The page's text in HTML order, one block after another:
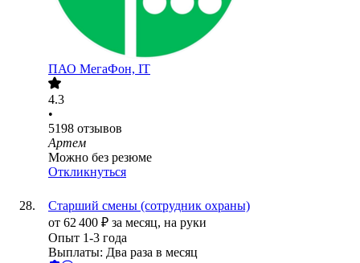
ПАО МегаФон, IT
4.3
•
5198 отзывов
Артем
Можно без резюме
Откликнуться
Старший смены (сотрудник охраны)
от 62 400 ₽ за месяц, на руки
Опыт 1-3 года
Выплаты: Два раза в месяц